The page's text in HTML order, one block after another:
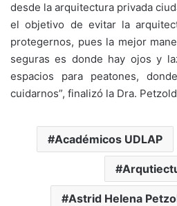
desde la arquitectura privada
el objetivo de evitar la
protegernos, pues la mejor
seguras es donde hay ojos y
espacios para peatones,
cuidarnos”, finalizó la Dra.
Académicos UDLAP
Astrid Helena